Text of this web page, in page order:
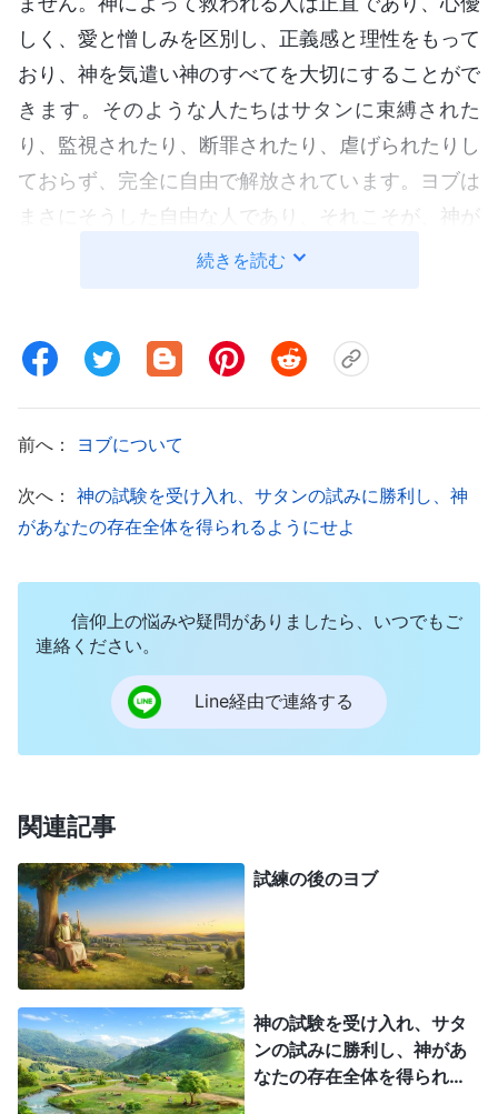
しく、愛と憎しみを区別し、正義感と理性をもって
おり、神を気遣い神のすべてを大切にすることがで
きます。そのような人たちはサタンに束縛された
り、監視されたり、断罪されたり、虐げられたりし
ておらず、完全に自由で解放されています。ヨブは
まさにそうした自由な人であり、それこそが、神が
彼をサタンに渡した理由の意義なのです。
の自由と解放を獲得し、二度とサタンの堕落、虐
待、および中傷の対象にならず、その代わり神の顔
の光の中、束縛されず自由に生きる権利、神から与
えられた祝福の中で生きる権利を得ました。誰もこ
の権利を剥奪したり、滅ぼしたり、取り上げたりす
ることはできません。それはヨブの信仰、決意、そ
す。ヨブは自らの命という代価を払って地上での喜
びと幸せを勝ち取り、また地上における神の真の被
造物として、誰にも妨げられずに創造主を礼拝する
権利と資格を勝ち取りましたが、それは完全に自然
で理にかなったことです。これもまた、ヨブが耐え
まだ救われていない人々の生活はしばしばサタ
ば、救われていない人々はサタンの虜であり、自由
がなく、サタンに放棄されておらず、神を礼拝する
権利も資格もなく、サタンにしっかり追跡され、激
がなく、普通の存在でいる権利もなく、さらには尊
厳もありません。あなたが立ち上がり、神への信
仰、従順、そして畏れを武器に命がけでサタンと戦
続きを読む
前へ： ヨブについて
次へ： 神の試験を受け入れ、サタンの試みに勝利し、神
があなたの存在全体を得られるようにせよ
信仰上の悩みや疑問がありましたら、いつでもご
連絡ください。
Line経由で連絡する
関連記事
試練の後のヨブ
神の試験を受け入れ、サタ
ンの試みに勝利し、神があ
なたの存在全体を得られる